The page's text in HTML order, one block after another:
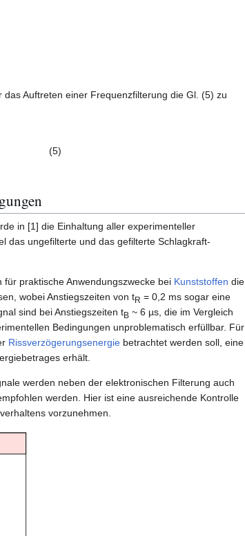
Auftreten einer Frequenzfilterung die Gl. (5) zu
(5)
in [1] die Einhaltung aller experimenteller
das ungefilterte und das gefilterte Schlagkraft-
praktische Anwendungszwecke bei Kunststoffen die
wobei Anstiegszeiten von tR = 0,2 ms sogar eine
sind bei Anstiegszeiten tB ~ 6 µs, die im Vergleich
Bedingungen unproblematisch erfüllbar. Für
Rissverzögerungsenergie betrachtet werden soll, eine
erhält.
werden neben der elektronischen Filterung auch
werden. Hier ist eine ausreichende Kontrolle
vorzunehmen.